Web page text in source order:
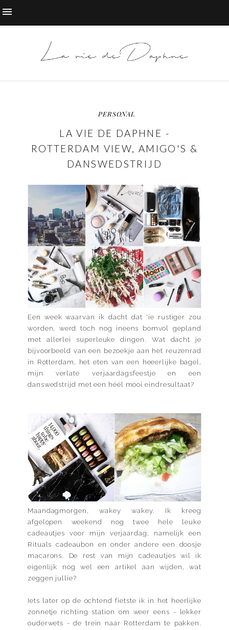
PERSONAL
LA VIE DE DAPHNE -
ROTTERDAM VIEW, AMIGO'S &
DANSWEDSTRIJD
Een week waarvan ik dacht dat 'ie rustiger zou
worden, werd toch nog ineens bomvol gepland
met allerlei superleuke dingen. Wat dacht je
bijvoorbeeld van een bezoekje aan het reuzenrad
in Rotterdam, het eten van een heeerlijke bagel,
mijn verlate verjaardagsfeestje en een
danswedstrijd met een héél mooi eindresultaat?
Maandagmorgen, wakey wakey. Ik kreeg
afgelopen weekend nog twee hele leuke
cadeautjes voor mijn verjaardag, namelijk een
Rituals cadeaubon en onder andere een doosje
macarons. De rest van mijn cadeautjes wil ik
eigenlijk nog wel een artikel aan wijden, wat
zeggen jullie?
Iets later op de ochtend fietste ik in het heerlijke
zonnetje richting station om weer eens - lekker
ouderwets - de trein naar Rotterdam te pakken.